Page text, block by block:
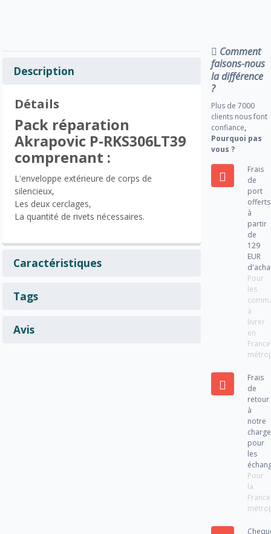
Description
Détails
Pack réparation
Akrapovic P-RKS306LT39
comprenant :
L'enveloppe extérieure de corps de
silencieux,
Les deux cerclages,
La quantité de rivets nécessaires.
Caractéristiques
Tags
Avis
Comment
faisons-nous
la différence
?
Plus de 7000
clients nous font
confiance,
Pourquoi pas
vous ?
Frais
de
port
offerts
à
partir
de
129
EUR
Pour
les
à
livrer
en
France
Frais
de
retour
à
notre
charge
pour
les
Pour
la
France